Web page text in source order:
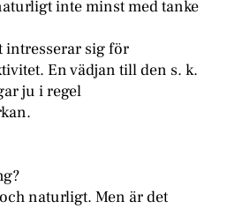
inte minst med tanke
intresserar sig för
En vädjan till den s. k.
ju i regel
naturligt. Men är det